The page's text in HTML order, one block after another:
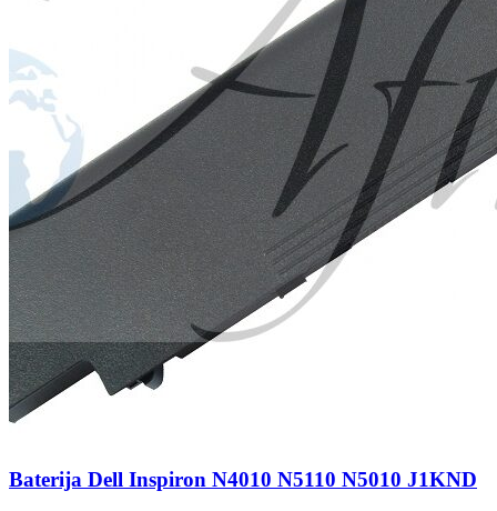
Baterija Dell Inspiron N4010 N5110 N5010 J1KND